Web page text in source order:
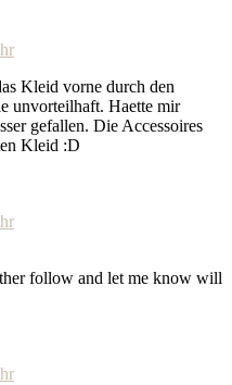
Kleid vorne durch den
unvorteilhaft. Haette mir
gefallen. Die Accessoires
Kleid :D
follow and let me know will